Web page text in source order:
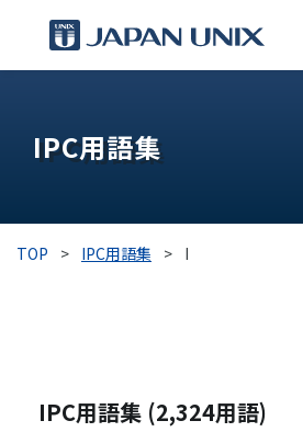
IPC
導入事例
企業情報
IPC用語集
TOP > IPC用語集 > I
IPC用語集 (2,324用語)